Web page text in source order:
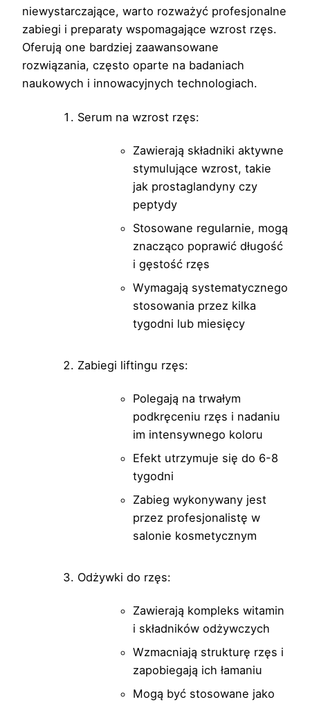
niewystarczające, warto rozważyć profesjonalne
zabiegi i preparaty wspomagające wzrost rzęs.
Oferują one bardziej zaawansowane
rozwiązania, często oparte na badaniach
naukowych i innowacyjnych technologiach.
Serum na wzrost rzęs:
Zawierają składniki aktywne
stymulujące wzrost, takie
jak prostaglandyny czy
peptydy
Stosowane regularnie, mogą
znacząco poprawić długość
i gęstość rzęs
Wymagają systematycznego
stosowania przez kilka
tygodni lub miesięcy
Zabiegi liftingu rzęs:
Polegają na trwałym
podkręceniu rzęs i nadaniu
im intensywnego koloru
Efekt utrzymuje się do 6-8
tygodni
Zabieg wykonywany jest
przez profesjonalistę w
salonie kosmetycznym
Odżywki do rzęs:
Zawierają kompleks witamin
i składników odżywczych
Wzmacniają strukturę rzęs i
zapobiegają ich łamaniu
Mogą być stosowane jako